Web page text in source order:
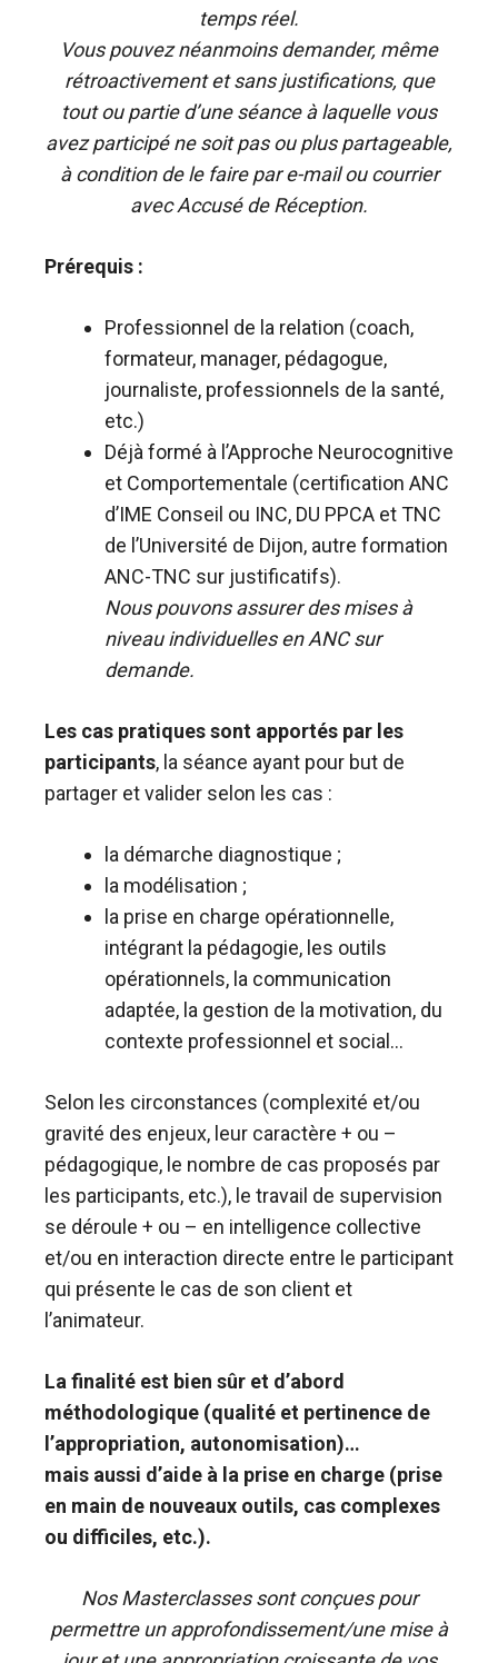
temps réel.
Vous pouvez néanmoins demander, même
rétroactivement et sans justifications, que
tout ou partie d’une séance à laquelle vous
avez participé ne soit pas ou plus partageable,
à condition de le faire par e-mail ou courrier
avec Accusé de Réception.
Prérequis :
Professionnel de la relation (coach,
formateur, manager, pédagogue,
journaliste, professionnels de la santé,
etc.)
Déjà formé à l’Approche Neurocognitive
et Comportementale (certification ANC
d’IME Conseil ou INC, DU PPCA et TNC
de l’Université de Dijon, autre formation
ANC-TNC sur justificatifs).
Nous pouvons assurer des mises à
niveau individuelles en ANC sur
demande.
Les cas pratiques sont apportés par les
participants, la séance ayant pour but de
partager et valider selon les cas :
la démarche diagnostique ;
la modélisation ;
la prise en charge opérationnelle,
intégrant la pédagogie, les outils
opérationnels, la communication
adaptée, la gestion de la motivation, du
contexte professionnel et social…
Selon les circonstances (complexité et/ou
gravité des enjeux, leur caractère + ou –
pédagogique, le nombre de cas proposés par
les participants, etc.), le travail de supervision
se déroule + ou – en intelligence collective
et/ou en interaction directe entre le participant
qui présente le cas de son client et
l’animateur.
La finalité est bien sûr et d’abord
méthodologique (qualité et pertinence de
l’appropriation, autonomisation)…
mais aussi d’aide à la prise en charge (prise
en main de nouveaux outils, cas complexes
ou difficiles, etc.).
Nos Masterclasses sont conçues pour
permettre un approfondissement/une mise à